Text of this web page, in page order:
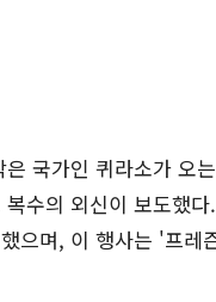
국가인 퀴라소가 오
수의 외신이 보도했
으며, 이 행사는 '프